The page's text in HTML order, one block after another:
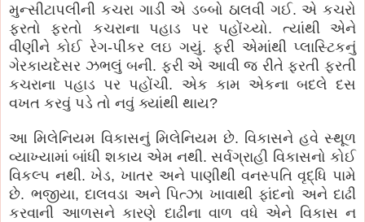
મુન્સીટાપલીની કચરા ગાડી એ ડબ્બો ઠાલવી ગઈ. એ કચરો
ફરતો ફરતો કચરાના પહાડ પર પહોંચ્યો. ત્યાંથી એને
વીણીને કોઈ રેગ-પીકર લઇ ગયું. ફરી એમાંથી પ્લાસ્ટિકનું
ગેરકાયદેસર ઝભલું બની. ફરી એ આવી જ રીતે ફરતી ફરતી
કચરાના પહાડ પર પહોંચી. એક કામ એકના બદલે દસ
વખત કરવું પડે તો નવું ક્યાંથી થાય?
આ મિલેનિયમ વિકાસનું મિલેનિયમ છે. વિકાસને હવે સ્થૂળ
વ્યાખ્યામાં બાંધી શકાય એમ નથી. સર્વગ્રાહી વિકાસનો કોઈ
વિકલ્પ નથી. ખેડ, ખાતર અને પાણીથી વનસ્પતિ વૃદ્ધિ પામે
છે. ભજીયા, દાલવડા અને પિત્ઝા ખાવાથી ફાંદનો અને દાઢી
કરવાની આળસને કારણે દાઢીના વાળ વધે એને વિકાસ ન